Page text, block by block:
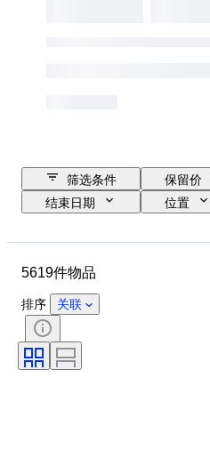
筛选条件 保留价
结束日期
位置
时期
葡萄酒产区
葡萄酒灌装高度
葡萄品种
5619件物品
排序 关联